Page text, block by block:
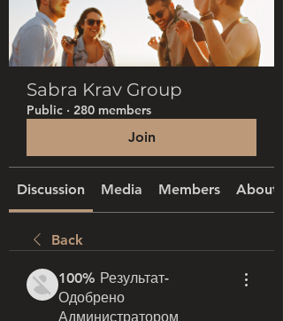
Sabra Krav Group
Public · 280 members
Join
Discussion Media Members About
Back
100% Результат-
Одобрено
Администратором